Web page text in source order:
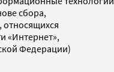
сбора,
относящихся
«Интернет»,
Федерации)